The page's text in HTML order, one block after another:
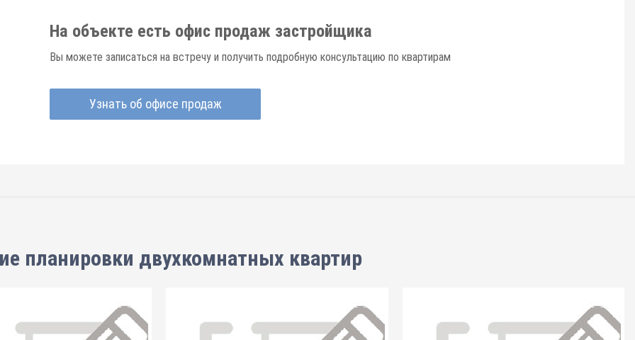
На объекте есть офис продаж застройщика
Вы можете записаться на встречу и получить подробную консультацию по квартирам
Узнать об офисе продаж
планировки двухкомнатных квартир